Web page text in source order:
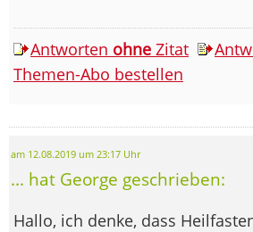
Antworten ohne Zitat
Themen-Abo bestellen
am 12.08.2019 um 23:17 Uhr
... hat George geschrieben:
Hallo, ich denke, dass